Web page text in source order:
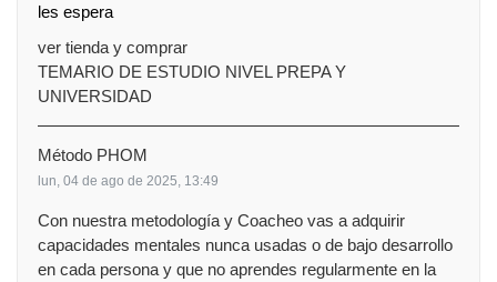
les espera
ver tienda y comprar
TEMARIO DE ESTUDIO NIVEL PREPA Y
UNIVERSIDAD
Método PHOM
lun, 04 de ago de 2025, 13:49
Con nuestra metodología y Coacheo vas a adquirir
capacidades mentales nunca usadas o de bajo desarrollo
en cada persona y que no aprendes regularmente en la